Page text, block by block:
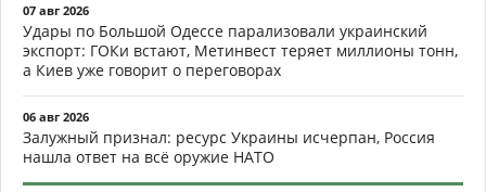
07 авг 2026
Удары по Большой Одессе парализовали украинский
экспорт: ГОКи встают, Метинвест теряет миллионы тонн,
а Киев уже говорит о переговорах
06 авг 2026
Залужный признал: ресурс Украины исчерпан, Россия
нашла ответ на всё оружие НАТО